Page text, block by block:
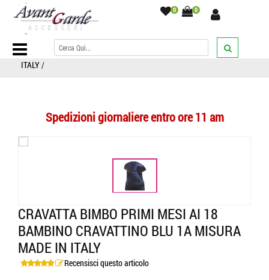
0 0
Home Page/BAMBINO/CRAVATTE/Tinta unita/CRAVATTA BIMBO
PRIMI MESI ai 18 BAMBINO CRAVATTINO BLU 1a misura MADE IN
ITALY/
Spedizioni giornaliere entro ore 11 am
CRAVATTA BIMBO PRIMI MESI AI 18
BAMBINO CRAVATTINO BLU 1A MISURA
MADE IN ITALY
Recensisci questo articolo